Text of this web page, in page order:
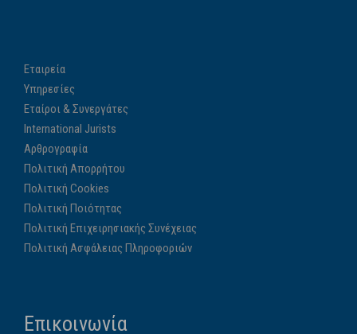
Εταιρεία
Υπηρεσίες
Εταίροι & Συνεργάτες
International Jurists
Αρθρογραφία
Πολιτική Απορρήτου
Πολιτική Cookies
Πολιτική Ποιότητας
Πολιτική Επιχειρησιακής Συνέχειας
Πολιτική Ασφάλειας Πληροφοριών
Επικοινωνία